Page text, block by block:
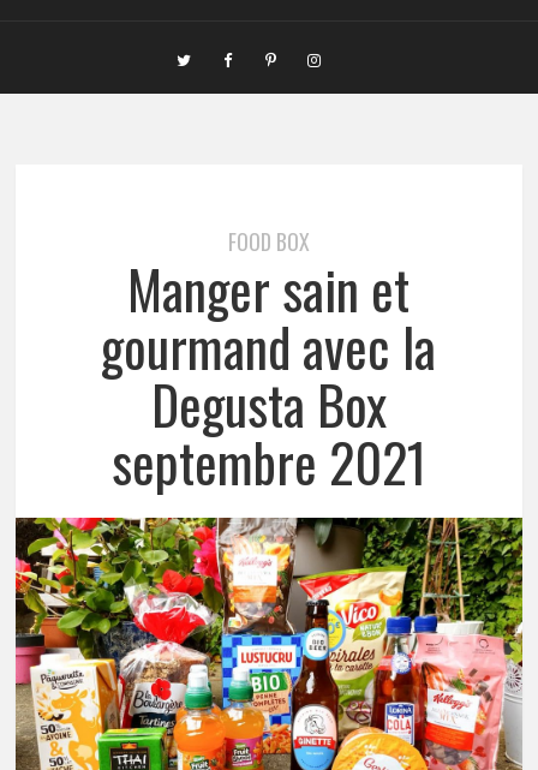
FOOD BOX
Manger sain et
gourmand avec la
Degusta Box
septembre 2021